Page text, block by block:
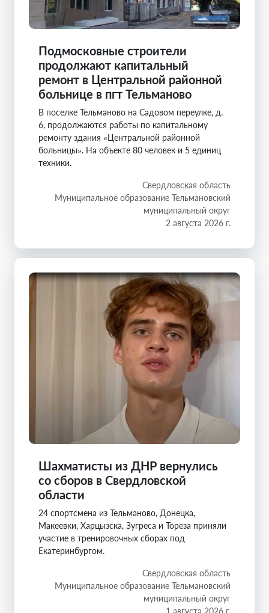
Подмосковные строители
продолжают капитальный
ремонт в Центральной районной
больнице в пгт Тельманово
В поселке Тельманово на Садовом переулке, д.
6, продолжаются работы по капитальному
ремонту здания «Центральной районной
больницы». На объекте 80 человек и 5 единиц
техники.
Свердловская область
Муниципальное образование Тельмановский
муниципальный округ
2 августа 2026 г.
Шахматисты из ДНР вернулись
со сборов в Свердловской
области
24 спортсмена из Тельманово, Донецка,
Макеевки, Харцызска, Зугреса и Тореза приняли
участие в тренировочных сборах под
Екатеринбургом.
Свердловская область
Муниципальное образование Тельмановский
муниципальный округ
1 августа 2026 г.